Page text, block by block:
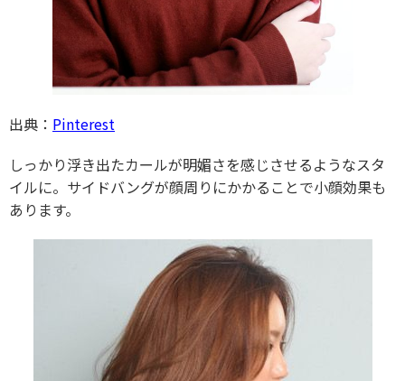
出典： Pinterest
しっかり浮き出たカールが明媚さを感じさせるようなスタ
イルに。サイドバングが顔周りにかかることで小顔効果も
あります。